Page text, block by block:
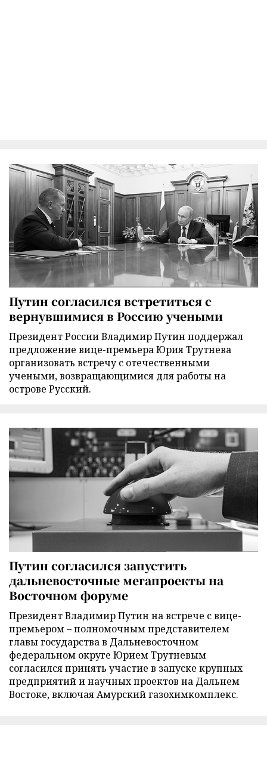
Путин согласился встретиться с
вернувшимися в Россию учеными
Президент России Владимир Путин поддержал
предложение вице-премьера Юрия Трутнева
организовать встречу с отечественными
учеными, возвращающимися для работы на
острове Русский.
Путин согласился запустить
дальневосточные мегапроекты на
Восточном форуме
Президент Владимир Путин на встрече с вице-
премьером – полномочным представителем
главы государства в Дальневосточном
федеральном округе Юрием Трутневым
согласился принять участие в запуске крупных
предприятий и научных проектов на Дальнем
Востоке, включая Амурский газохимкомплекс.